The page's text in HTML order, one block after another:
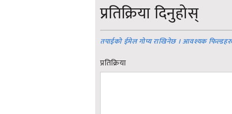
प्रतिक्रिया दिनुहोस्
तपाईको ईमेल गोप्य राखिनेछ । आवश्यक फिल्डहरु
प्रतिक्रिया